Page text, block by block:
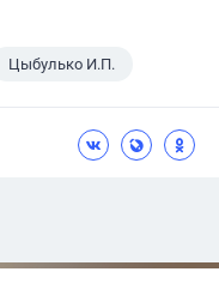
Цыбулько И.П.